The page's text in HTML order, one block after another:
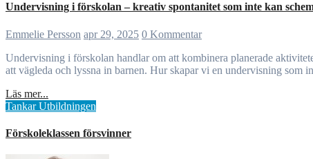
Undervisning i förskolan – kreativ spontanitet som inte kan
Emmelie Persson apr 29, 2025 0 Kommentar
Undervisning i förskolan handlar om att kombinera planerade aktiviteter med spontana lärandetillfällen. Genom lek och nyfikenhet uppstår magiska ögonblick där barnens förståelse växer. Det är en balans mellan
att vägleda och lyssna in barnen. Hur skapar vi en undervisning som
Läs mer...
TankarUtbildningen
Förskoleklassen försvinner